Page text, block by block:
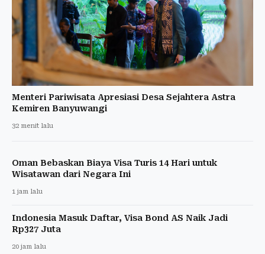
Menteri Pariwisata Apresiasi Desa Sejahtera Astra
Kemiren Banyuwangi
32 menit lalu
Oman Bebaskan Biaya Visa Turis 14 Hari untuk
Wisatawan dari Negara Ini
1 jam lalu
Indonesia Masuk Daftar, Visa Bond AS Naik Jadi
Rp327 Juta
20 jam lalu